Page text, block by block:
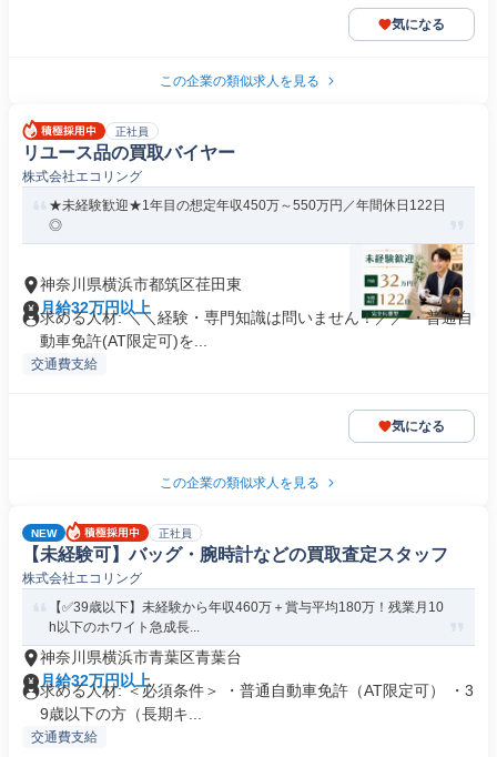
気になる
この企業の類似求人を見る
正社員
リユース品の買取バイヤー
株式会社エコリング
★未経験歓迎★1年目の想定年収450万～550万円／年間休日122日
◎
神奈川県横浜市都筑区荏田東
月給32万円以上
求める人材: ＼＼経験・専門知識は問いません！／／ ・普通自
動車免許(AT限定可)を...
交通費支給
気になる
この企業の類似求人を見る
NEW 正社員
【未経験可】バッグ・腕時計などの買取査定スタッフ
株式会社エコリング
【✅39歳以下】未経験から年収460万＋賞与平均180万！残業月10
h以下のホワイト急成長...
神奈川県横浜市青葉区青葉台
月給32万円以上
求める人材: ＜必須条件＞ ・普通自動車免許（AT限定可） ・3
9歳以下の方（長期キ...
交通費支給